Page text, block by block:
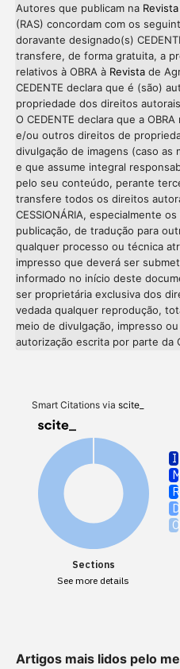
Autores que publicam na Revista
(RAS) concordam com os
doravante designado(s)
transfere, de forma gratuita, a
relativos à OBRA à Revistade
CEDENTE declara que é (são)
propriedade dos direitos
O CEDENTE declara que a
e/ou outros direitos de
divulgação de imagens (caso as
e que assume integral
pelo seu conteúdo, perante
transfere todos os direitos
CESSIONÁRIA, especialmente
publicação, de tradução para
qualquer processo ou técnica
impresso que deverá ser
informado no início deste
ser proprietária exclusiva dos
vedada qualquer reprodução,
meio de divulgação, impresso
autorização escrita por parte da
Smart Citations via scite_
Sections
See more details
Artigos mais lidos pelo